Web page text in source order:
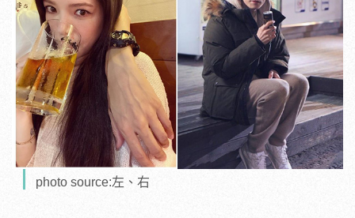
photo source:左、右